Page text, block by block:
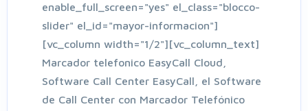
enable_full_screen="yes" el_class="blocco-
slider" el_id="mayor-informacion"]
[vc_column width="1/2"][vc_column_text]
Marcador telefonico EasyCall Cloud,
Software Call Center EasyCall, el Software
de Call Center con Marcador Telefónico